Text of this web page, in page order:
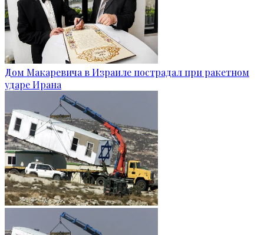
Дом Макаревича в Израиле пострадал при ракетном
ударе Ирана